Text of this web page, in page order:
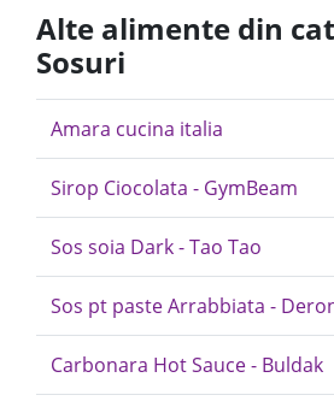
Alte alimente din
Sosuri
Amara cucina italia
Sirop Ciocolata - GymBeam
Sos soia Dark - Tao Tao
Sos pt paste Arrabbiata -
Carbonara Hot Sauce - Buldak